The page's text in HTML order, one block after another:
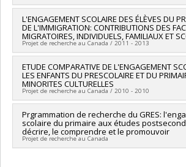
Vezeau,Thérèse Bouffard
Funding sources:FRQSC/Fonds de
Société et culture (FQRSC)
Grant programs:PVXXXXXX-(SE)
équipes de recherche - Stade de
Fonctionnement
Lead researcher :Isabelle Archambault
Co-researchers :Sarah Dufour,Patricia
Funding sources:Hôpital Ste-Justine
Grant programs:
L'ENGAGEMENT SCOLAIRE DES ÉLÈVES DU
DE L'IMMIGRATION: CONTRIBUTIONS DES
MIGRATOIRES, INDIVIDUELS, FAMILIAUX ET
Projet de recherche au Canada / 2011 - 2013
Lead researcher :Isabelle Archambault
ETUDE COMPARATIVE DE L'ENGAGEMENT
LES ENFANTS DU PRESCOLAIRE ET DU
MINORITES CULTURELLES
Projet de recherche au Canada / 2010 - 2010
Lead researcher : Isabelle Archambault
Prgrammation de recherche du GRES:
scolaire du primaire aux études
décrire, le comprendre et le promouvoir
Projet de recherche au Canada